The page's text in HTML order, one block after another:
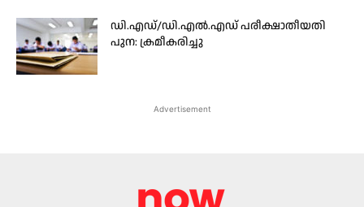
ഡി.എഡ്/ഡി.എൽ.എഡ് പരീക്ഷാതീയതി
പുന: ക്രമീകരിച്ചു
Advertisement